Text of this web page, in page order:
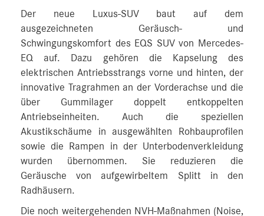
Der neue Luxus-SUV baut auf dem
ausgezeichneten Geräusch- und
Schwingungskomfort des EQS SUV von Mercedes-
EQ auf. Dazu gehören die Kapselung des
elektrischen Antriebsstrangs vorne und hinten, der
innovative Tragrahmen an der Vorderachse und die
über Gummilager doppelt entkoppelten
Antriebseinheiten. Auch die speziellen
Akustikschäume in ausgewählten Rohbauprofilen
sowie die Rampen in der Unterbodenverkleidung
wurden übernommen. Sie reduzieren die
Geräusche von aufgewirbeltem Splitt in den
Radhäusern.
Die noch weitergehenden NVH-Maßnahmen (Noise,